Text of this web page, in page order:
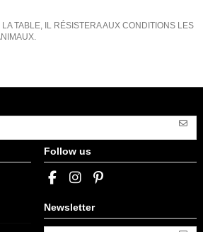
TABLE, IL RÉSISTERA AUX CONDITIONS LES
Follow us
Newsletter